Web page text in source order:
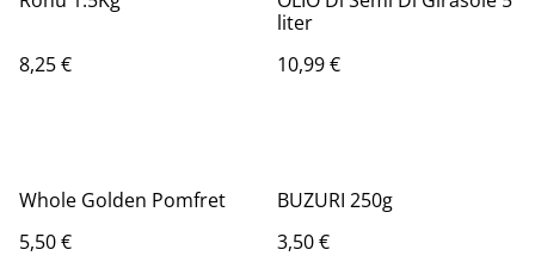
8,25 €
liter
10,99 €
Whole Golden Pomfret
5,50 €
BUZURI 250g
3,50 €